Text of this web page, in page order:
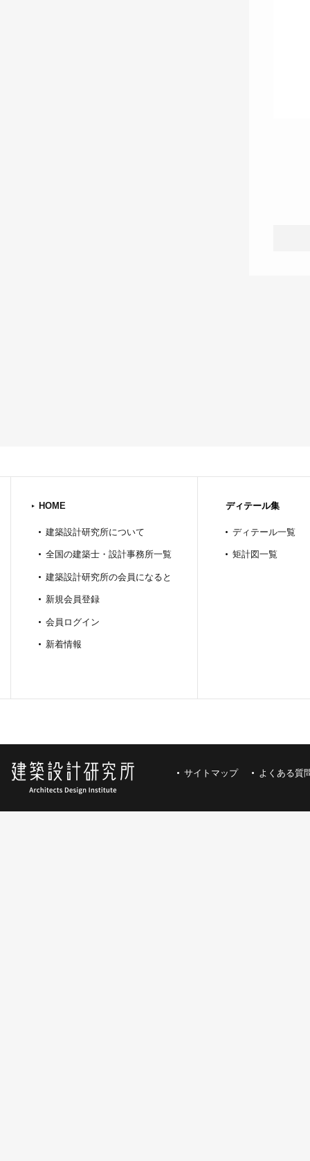
HOME
建築設計研究所について
全国の建築士・設計事務所一覧
建築設計研究所の会員になると
新規会員登録
会員ログイン
新着情報
ディテール集
ディテール一覧
矩計図一覧
サイトマップ よくある質